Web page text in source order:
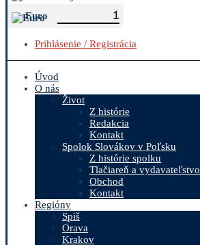
Euro
Prihlásenie / Registrácia
Úvod
O nás
Život
Z histórie
Redakcia
Kontakt
Spolok Slovákov v Poľsku
Z histórie spolku
Tlačiareň a vydavateľstvo
Obchod
Kontakt
Regióny
Spiš
Orava
Krakov